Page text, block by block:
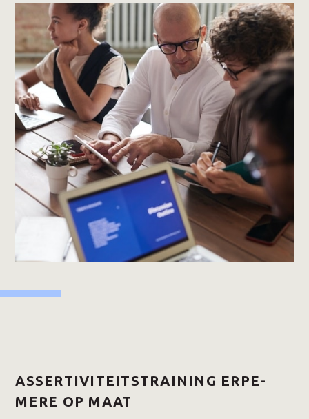
ASSERTIVITEITSTRAINING ERPE-
MERE OP MAAT